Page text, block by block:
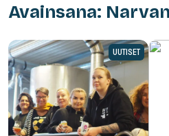
Avainsana:
UUTISET